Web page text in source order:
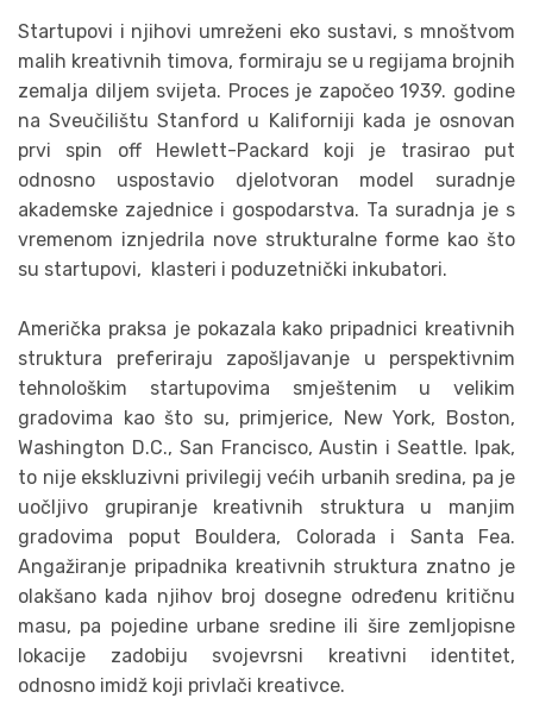
Startupovi i njihovi umreženi eko sustavi, s mnoštvom
malih kreativnih timova, formiraju se u regijama brojnih
zemalja diljem svijeta. Proces je započeo 1939. godine
na Sveučilištu Stanford u Kaliforniji kada je osnovan
prvi spin off Hewlett-Packard koji je trasirao put
odnosno uspostavio djelotvoran model suradnje
akademske zajednice i gospodarstva. Ta suradnja je s
vremenom iznjedrila nove strukturalne forme kao što
su startupovi, klasteri i poduzetnički inkubatori.
Američka praksa je pokazala kako pripadnici kreativnih
struktura preferiraju zapošljavanje u perspektivnim
tehnološkim startupovima smještenim u velikim
gradovima kao što su, primjerice, New York, Boston,
Washington D.C., San Francisco, Austin i Seattle. Ipak,
to nije ekskluzivni privilegij većih urbanih sredina, pa je
uočljivo grupiranje kreativnih struktura u manjim
gradovima poput Bouldera, Colorada i Santa Fea.
Angažiranje pripadnika kreativnih struktura znatno je
olakšano kada njihov broj dosegne određenu kritičnu
masu, pa pojedine urbane sredine ili šire zemljopisne
lokacije zadobiju svojevrsni kreativni identitet,
odnosno imidž koji privlači kreativce.